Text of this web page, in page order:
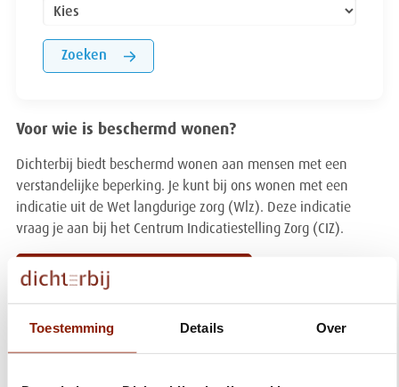
Toestemming Details Over
Zoeken
Voor wie is beschermd wonen?
Dichterbij biedt beschermd wonen aan mensen met een
verstandelijke beperking. Je kunt bij ons wonen met een
indicatie uit de Wet langdurige zorg (Wlz). Deze indicatie
vraag je aan bij het Centrum Indicatiestelling Zorg (CIZ).
Ik wil hulp bij een aanvraag
Een betekenisvolle daginvulling